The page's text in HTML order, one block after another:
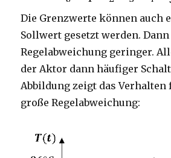
Die Grenzwerte können auch
Sollwert gesetzt werden.
Regelabweichung geringer.
der Aktor dann häufiger
Abbildung zeigt das Verhalten
große Regelabweichung: